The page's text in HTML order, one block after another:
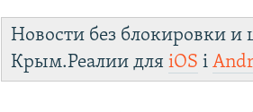
Новости без блокировки и
Крым.Реалии дляiOS і